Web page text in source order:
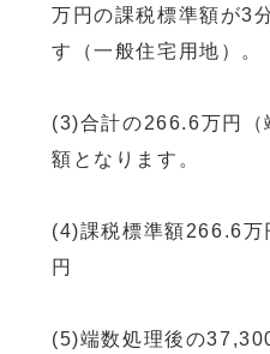
万円の課税標準額が3
す（一般住宅用地）。
(3)合計の266.6万円（
額となります。
(4)課税標準額266.6
円
(5)端数処理後の